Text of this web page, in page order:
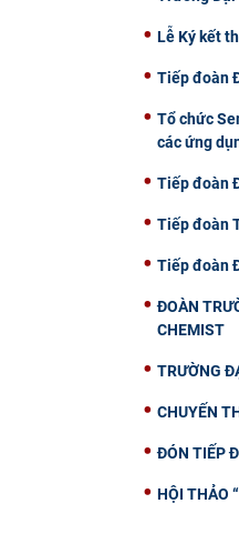
Lễ Ký kết
Tiếp đoàn
Tổ chức
các ứng
Tiếp đoàn
Tiếp đoàn
Tiếp đoàn
ĐOÀN
CHEMIST
TRƯỜNG
CHUYẾN
ĐÓN TIẾP
HỘI THẢO